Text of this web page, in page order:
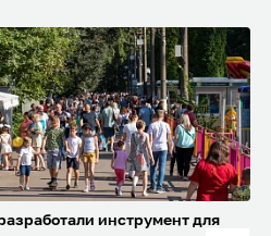
инструмент для